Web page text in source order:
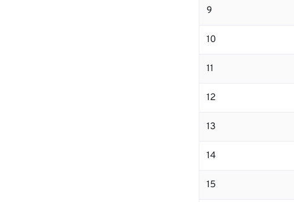
9
10
11
12
13
14
15